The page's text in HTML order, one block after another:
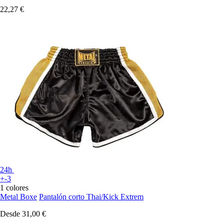
22,27 €
24h
+-3
1 colores
Metal Boxe Pantalón corto Thai/Kick Extrem
Desde 31,00 €